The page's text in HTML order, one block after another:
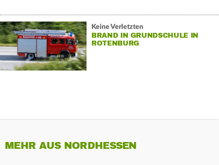
Keine Verletzten
BRAND IN GRUNDSCHULE IN
ROTENBURG
MEHR AUS NORDHESSEN